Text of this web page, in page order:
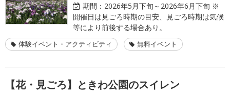
期間： 2026年5月下旬～2026年6月下旬 ※
開催日は見ごろ時期の目安、見ごろ時期は気候
等により前後する場合あり。
体験イベント・アクティビティ 無料イベント
【花・見ごろ】ときわ公園のスイレン